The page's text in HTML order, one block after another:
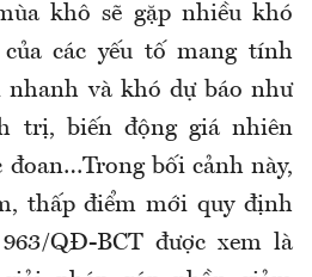
khô sẽ gặp nhiều khó
các yếu tố mang tính
nhanh và khó dự báo như
trị, biến động giá nhiên
đoan…Trong bối cảnh này,
thấp điểm mới quy định
QĐ-BCT được xem là